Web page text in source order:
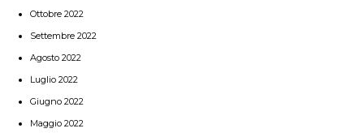
Ottobre 2022
Settembre 2022
Agosto 2022
Luglio 2022
Giugno 2022
Maggio 2022